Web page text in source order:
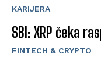
KARIJERA
SBI: XRP čeka
FINTECH & CRYPTO